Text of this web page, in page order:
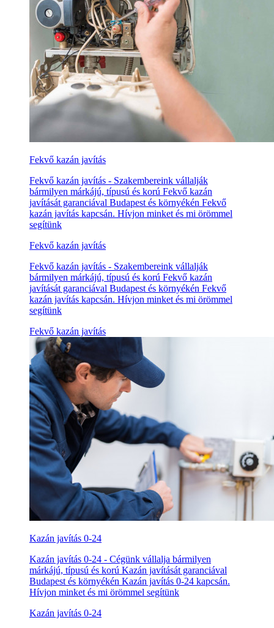
Fekvő kazán javítás
Fekvő kazán javítás - Szakembereink vállalják
bármilyen márkájú, típusú és korú Fekvő kazán
javítását garanciával Budapest és környékén Fekvő
kazán javítás kapcsán. Hívjon minket és mi örömmel
segítünk
Fekvő kazán javítás
Fekvő kazán javítás - Szakembereink vállalják
bármilyen márkájú, típusú és korú Fekvő kazán
javítását garanciával Budapest és környékén Fekvő
kazán javítás kapcsán. Hívjon minket és mi örömmel
segítünk
Fekvő kazán javítás
Kazán javítás 0-24
Kazán javítás 0-24 - Cégünk vállalja bármilyen
márkájú, típusú és korú Kazán javítását garanciával
Budapest és környékén Kazán javítás 0-24 kapcsán.
Hívjon minket és mi örömmel segítünk
Kazán javítás 0-24